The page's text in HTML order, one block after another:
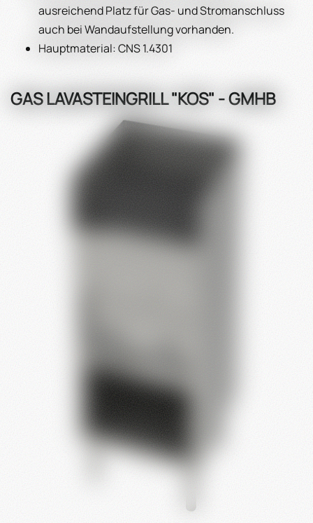
ausreichend Platz für Gas- und Stromanschluss
auch bei Wandaufstellung vorhanden.
Hauptmaterial: CNS 1.4301
GAS LAVASTEINGRILL "KOS" - GMHB